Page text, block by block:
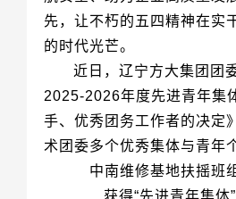
的时代光芒。
术团委多个优秀集体与青年
中南维修基地扶摇班
获得“先进青年集体